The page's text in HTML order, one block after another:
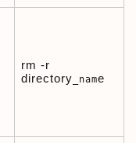
rm -r
directory _name